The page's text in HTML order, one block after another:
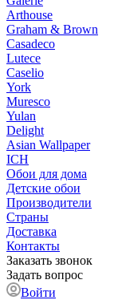
Arthouse
Graham & Brown
Casadeco
Lutece
Caselio
York
Muresco
Yulan
Delight
Asian Wallpaper
ICH
Обои для дома
Детские обои
Производители
Страны
Доставка
Контакты
Заказать звонок
Задать вопрос
Войти